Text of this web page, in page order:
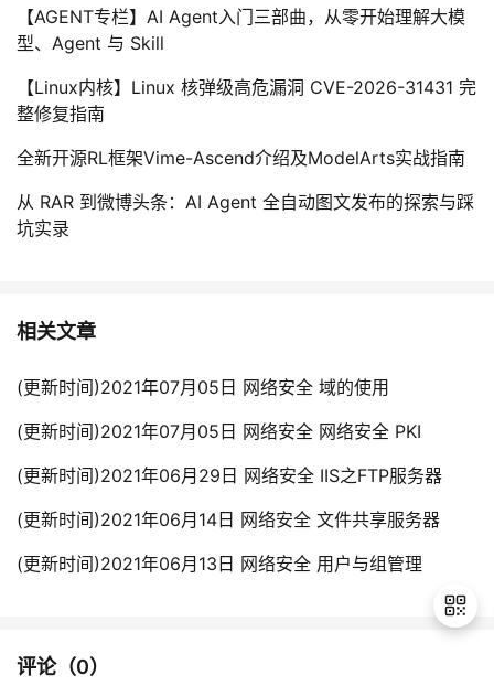
【AGENT专栏】AI Agent入门三部曲，从零开始理解大模
型、Agent 与 Skill
【Linux内核】Linux 核弹级高危漏洞 CVE-2026-31431 完
整修复指南
全新开源RL框架Vime-Ascend介绍及ModelArts实战指南
从 RAR 到微博头条：AI Agent 全自动图文发布的探索与踩
坑实录
相关文章
(更新时间)2021年07月05日 网络安全 域的使用
(更新时间)2021年07月05日 网络安全 网络安全 PKI
(更新时间)2021年06月29日 网络安全 IIS之FTP服务器
(更新时间)2021年06月14日 网络安全 文件共享服务器
(更新时间)2021年06月13日 网络安全 用户与组管理
评论（0）